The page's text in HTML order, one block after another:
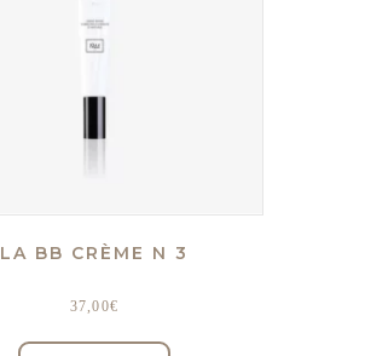
LA BB CRÈME N 3
37,00€